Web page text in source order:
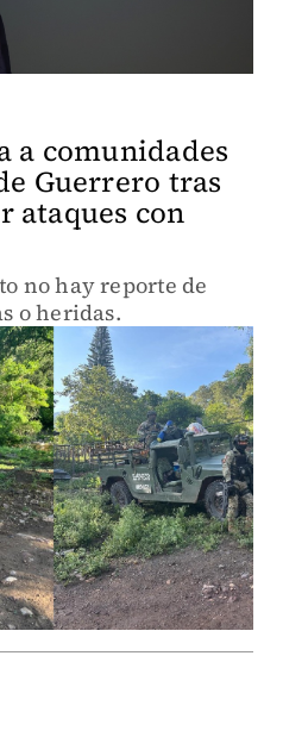
a comunidades
Guerrero tras
ataques con
no hay reporte de
o heridas.